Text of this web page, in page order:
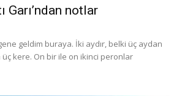
Garı’ndan notlar
geldim buraya. İki aydır, belki üç aydan
kere. On bir ile on ikinci peronlar